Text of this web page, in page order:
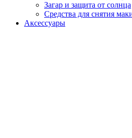
Загар и защита от солнца
Средства для снятия
Аксессуары